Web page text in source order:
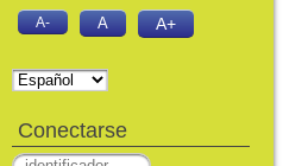
A- A A+
Conectarse